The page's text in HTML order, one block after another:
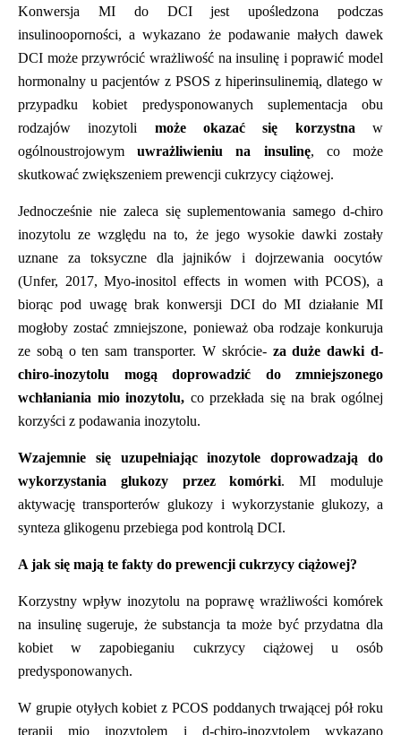
Konwersja MI do DCI jest upośledzona podczas
insulinooporności, a wykazano że podawanie małych dawek
DCI może przywrócić wrażliwość na insulinę i poprawić model
hormonalny u pacjentów z PSOS z hiperinsulinemią, dlatego w
przypadku kobiet predysponowanych suplementacja obu
rodzajów inozytoli może okazać się korzystna w
ogólnoustrojowymuwrażliwieniu na insulinę, co może
skutkować zwiększeniem prewencji cukrzycy ciążowej.
Jednocześnie nie zaleca się suplementowania samego d-chiro
inozytolu ze względu na to, że jego wysokie dawki zostały
uznane za toksyczne dla jajników i dojrzewania oocytów
(Unfer, 2017, Myo-inositol effects in women with PCOS), a
biorąc pod uwagę brak konwersji DCI do MI działanie MI
mogłoby zostać zmniejszone, ponieważ oba rodzaje konkuruja
ze sobą o ten sam transporter. W skrócie- za duże dawki d-
chiro-inozytolu mogą doprowadzić do zmniejszonego
wchłaniania mio inozytolu, co przekłada się na brak ogólnej
korzyści z podawania inozytolu.
Wzajemnie się uzupełniając inozytole doprowadzają do
wykorzystania glukozy przez komórki. MI moduluje
aktywacjętransporterów glukozy i wykorzystanie glukozy, a
synteza glikogenu przebiega pod kontrolą DCI.
A jak się mają te fakty do prewencji cukrzycy ciążowej?
Korzystny wpływ inozytolu na poprawę wrażliwości komórek
na insulinę sugeruje, że substancja ta może być przydatna dla
kobiet w zapobieganiu cukrzycy ciążowej u osób
predysponowanych.
W grupie otyłych kobiet z PCOS poddanych trwającej pół roku
terapii mio inozytolem i d-chiro-inozytolem wykazano